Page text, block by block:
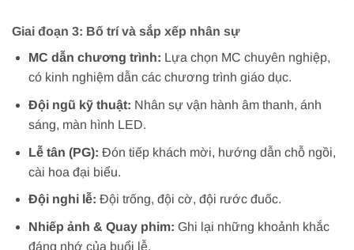
Giai đoạn 3: Bố trí và sắp xếp nhân sự
MC dẫn chương trình: Lựa chọn MC chuyên nghiệp,
có kinh nghiệm dẫn các chương trình giáo dục.
Đội ngũ kỹ thuật: Nhân sự vận hành âm thanh, ánh
sáng, màn hình LED.
Lễ tân (PG): Đón tiếp khách mời, hướng dẫn chỗ ngồi,
cài hoa đại biểu.
Đội nghi lễ: Đội trống, đội cờ, đội rước đuốc.
Nhiếp ảnh & Quay phim: Ghi lại những khoảnh khắc
đáng nhớ của buổi lễ.